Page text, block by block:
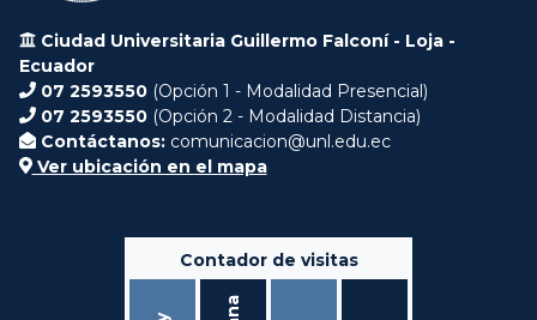
Ciudad Universitaria Guillermo Falconí - Loja -
Ecuador
07 2593550 (Opción 1 - Modalidad Presencial)
07 2593550 (Opción 2 - Modalidad Distancia)
Contáctanos: comunicacion@unl.edu.ec
Ver ubicación en el mapa
Contador de visitas